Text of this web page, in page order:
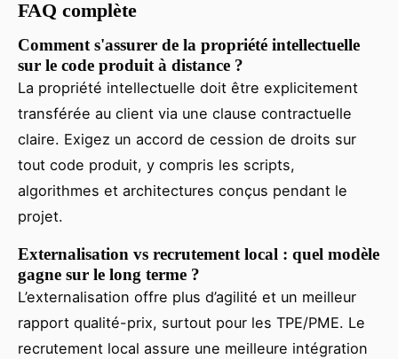
FAQ complète
Comment s'assurer de la propriété intellectuelle
sur le code produit à distance ?
La propriété intellectuelle doit être explicitement
transférée au client via une clause contractuelle
claire. Exigez un accord de cession de droits sur
tout code produit, y compris les scripts,
algorithmes et architectures conçus pendant le
projet.
Externalisation vs recrutement local : quel modèle
gagne sur le long terme ?
L’externalisation offre plus d’agilité et un meilleur
rapport qualité-prix, surtout pour les TPE/PME. Le
recrutement local assure une meilleure intégration